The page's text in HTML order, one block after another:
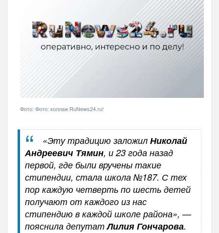
Фото: Фото: коллаж RuNews24.ru!
«Эту традицию заложилНиколай
Андреевич Тямин, и 23 года назад
первой, где были вручены такие
стипендии, стала школа №187. С тех
пор каждую четверть по шесть детей
получают от каждого из нас
стипендию в каждой школе района», —
пояснила депутатЛилия Гончарова.